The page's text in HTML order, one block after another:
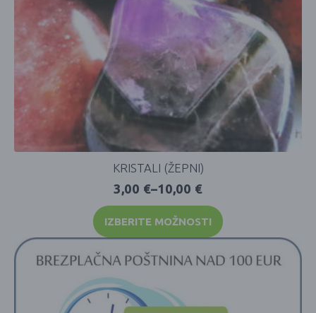
KRISTALI (ŽEPNI)
3,00 €–10,00 €
IZBERITE MOŽNOSTI